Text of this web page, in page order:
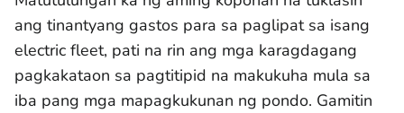
ang tinantyang gastos para sa paglipat sa isang
electric fleet, pati na rin ang mga karagdagang
pagkakataon sa pagtitipid na makukuha mula sa
iba pang mga mapagkukunan ng pondo. Gamitin